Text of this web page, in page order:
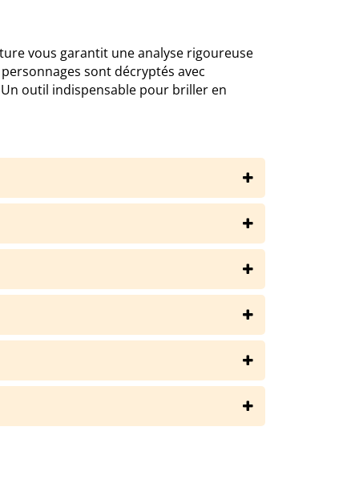
vous garantit une analyse rigoureuse
sont décryptés avec
outil indispensable pour briller en